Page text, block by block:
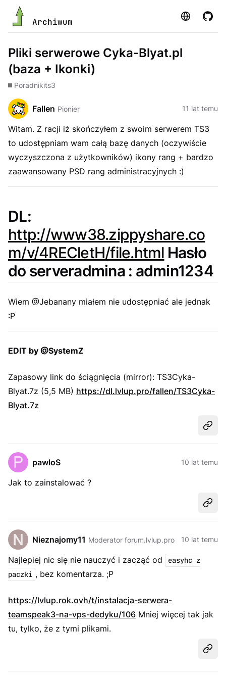
Archiwum Strona
Pliki serwerowe Cyka-Blyat.pl
(baza + Ikonki)
Poradnikits3
Fallen Pionier 11 lat temu
Witam. Z racji iż skończyłem z swoim serwerem TS3
to udostępniam wam całą bazę danych (oczywiście
wyczyszczona z użytkowników) ikony rang + bardzo
zaawansowany PSD rang administracyjnych :)
DL:
http://www38.zippyshare.co
m/v/4RECletH/file.html Hasło
do serveradmina : admin1234
Wiem @Jebanany miałem nie udostępniać ale jednak
:P
EDIT by @SystemZ
Zapasowy link do ściągnięcia (mirror): TS3Cyka-
Blyat.7z (5,5 MB) https://dl.lvlup.pro/fallen/TS3Cyka-
Blyat.7z
pawloS 10 lat temu
Jak to zainstalować ?
Nieznajomy11 Moderator forum.lvlup.pro 10 lat temu
Najlepiej nic się nie nauczyć i zacząć od
easyhc z
paczki , bez komentarza. ;P
https://lvlup.rok.ovh/t/instalacja-serwera-
teamspeak3-na-vps-dedyku/106 Mniej więcej tak jak
tu, tylko, że z tymi plikami.